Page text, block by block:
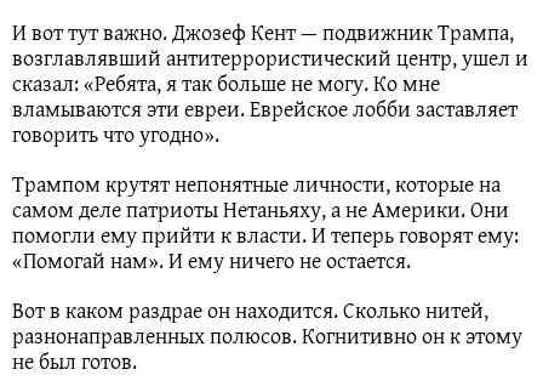
И вот тут важно. Джозеф Кент — подвижник Трампа,
возглавлявший антитеррористический центр, ушел и
сказал: «Ребята, я так больше не могу. Ко мне
вламываются эти евреи. Еврейское лобби заставляет
говорить что угодно».
Трампом крутят непонятные личности, которые на
самом деле патриоты Нетаньяху, а не Америки. Они
помогли ему прийти к власти. И теперь говорят ему:
«Помогай нам». И ему ничего не остается.
Вот в каком раздрае он находится. Сколько нитей,
разнонаправленных полюсов. Когнитивно он к этому
не был готов.